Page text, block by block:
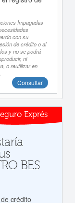
Impagadas
con su
de crédito o al
y no se podrá
ni
o reutilizar en
Consultar
Exprés
BES
crédito